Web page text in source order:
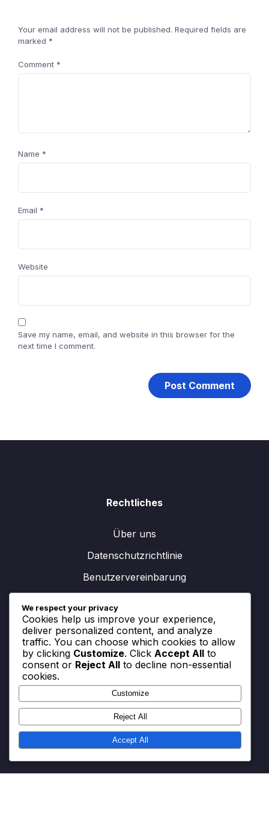
Your email address will not be published. Required fields are
marked *
Comment *
Name *
Email *
Website
Save my name, email, and website in this browser for the
next time I comment.
Rechtliches
Über uns
Datenschutzrichtlinie
Benutzervereinbarung
Kontakt aufnehmen
Kategorien
Spielerrollen in der 3-4-1-2 Formation
Taktische Analyse der 3-4-1-2 Formation
Variationen des 3-4-1-2-Systems
We respect your privacy
Cookies help us improve your experience,
deliver personalized content, and analyze
traffic. You can choose which cookies to allow
by clicking Customize. Click Accept All to
consent or Reject All to decline non-essential
cookies.
Customize
Reject All
Accept All